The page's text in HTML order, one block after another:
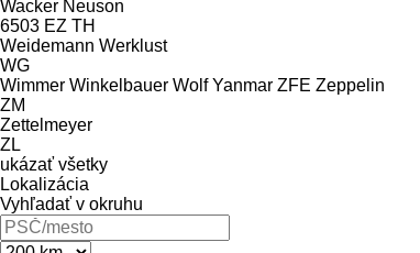
Wacker Neuson
6503 EZ TH
Weidemann Werklust
WG
Wimmer Winkelbauer Wolf Yanmar ZFE Zeppelin
ZM
Zettelmeyer
ZL
ukázať všetky
Lokalizácia
Vyhľadať v okruhu